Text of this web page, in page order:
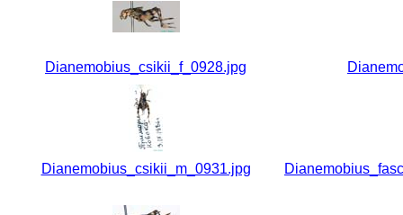
Dianemobius_csikii_f_0928.jpg
Dianemobius_csikii_m_0931.jpg